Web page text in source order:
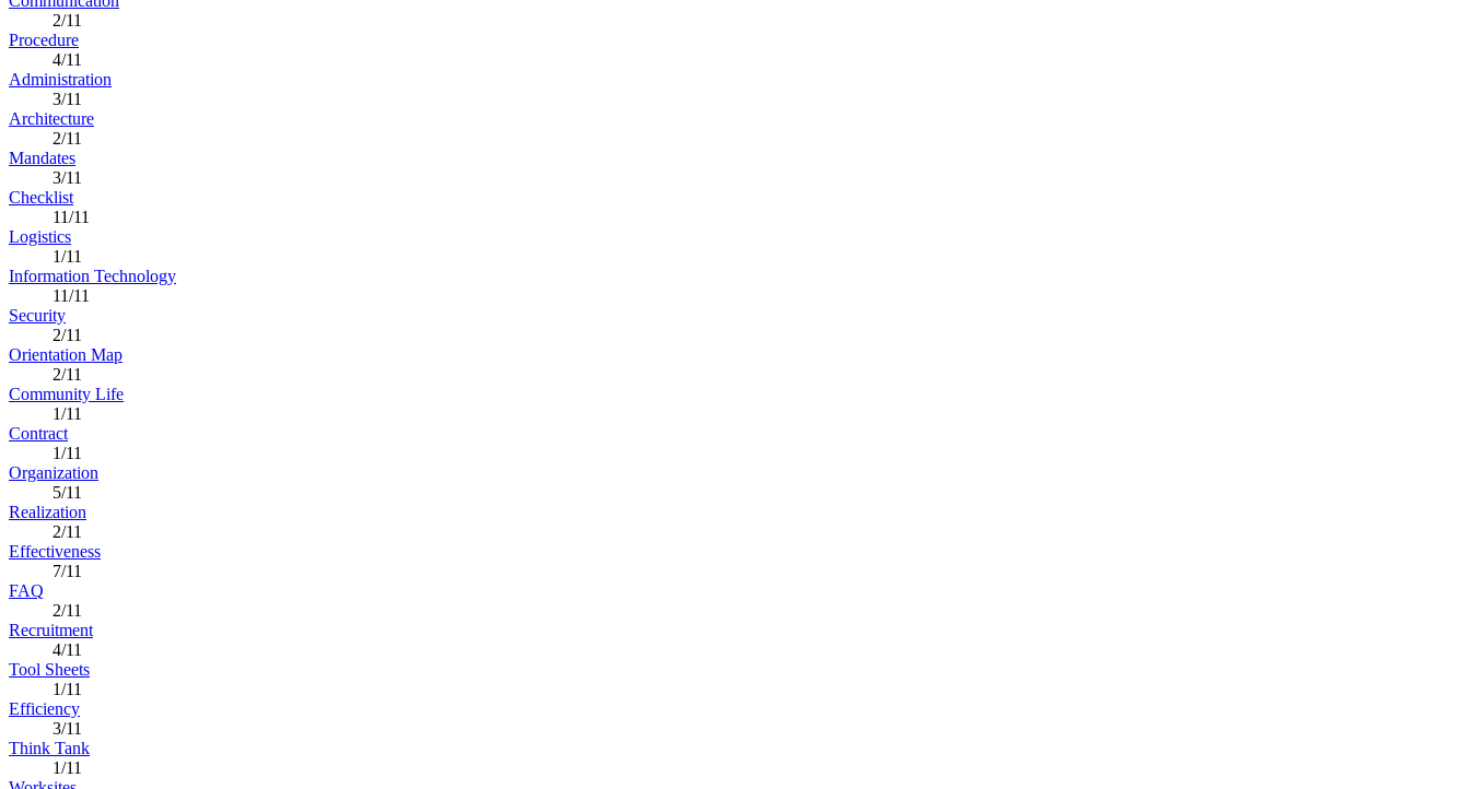
2/11
Procedure
4/11
Administration
3/11
Architecture
2/11
Mandates
3/11
Checklist
11/11
Logistics
1/11
Information Technology
11/11
Security
2/11
Orientation Map
2/11
Community Life
1/11
Contract
1/11
Organization
5/11
Realization
2/11
Effectiveness
7/11
FAQ
2/11
Recruitment
4/11
Tool Sheets
1/11
Efficiency
3/11
Think Tank
1/11